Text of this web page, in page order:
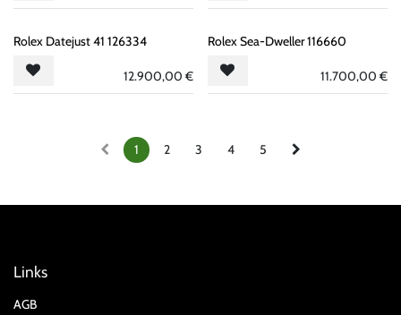
Rolex Datejust 41 126334
12.900,00€
Rolex Sea-Dweller 116660
11.700,00€
1 2 3 4 5
Links
AGB